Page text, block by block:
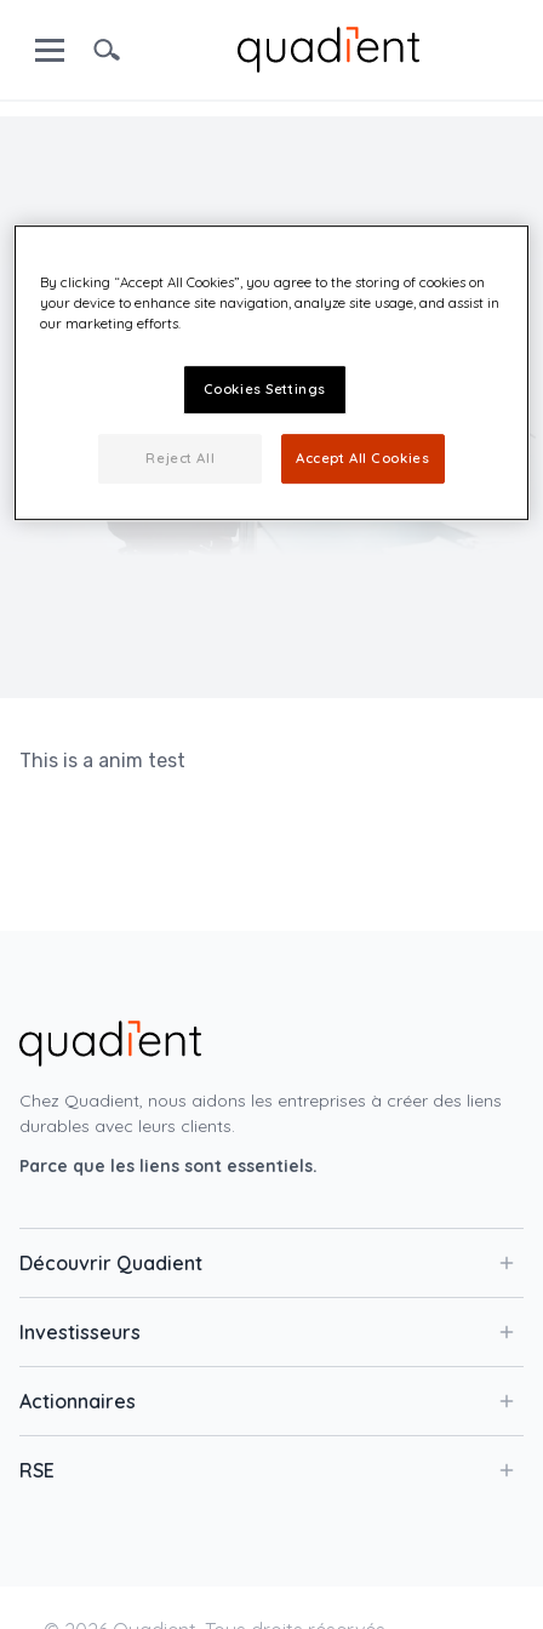
Test Product
Test Product animation banner
This is a anim test
Chez Quadient, nous aidons les entreprises à créer des liens
durables avec leurs clients.
Parce que les liens sont essentiels.
Découvrir Quadient
Investisseurs
Actionnaires
RSE
By clicking “Accept All Cookies”, you agree to the storing of cookies on
your device to enhance site navigation, analyze site usage, and assist in
our marketing efforts.
Cookies Settings
Reject All Accept All Cookies